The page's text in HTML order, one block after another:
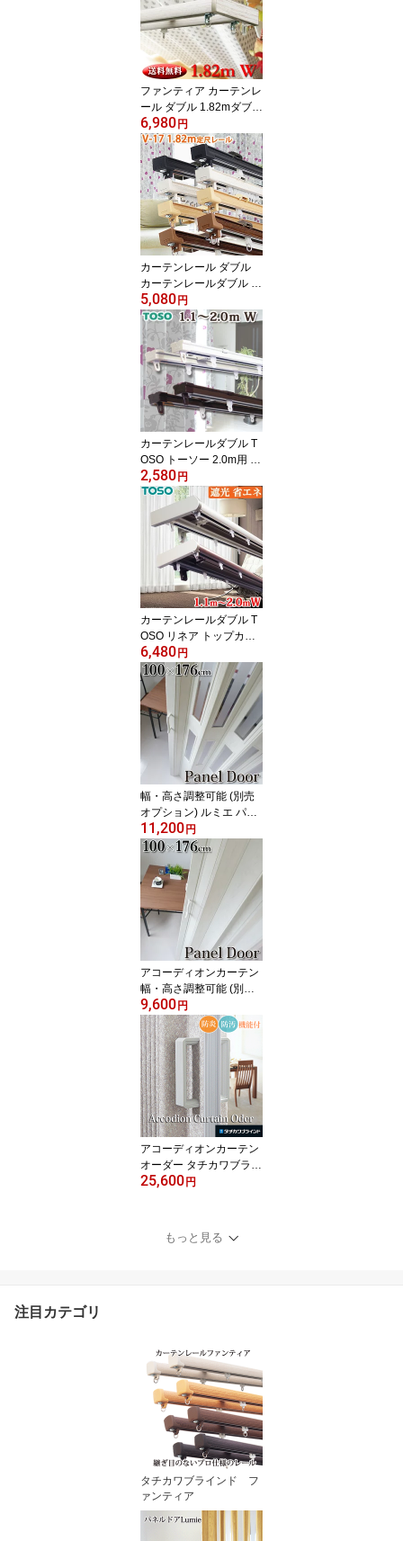
上部からの光漏れ防止 遮
光性有り 継目がない定尺
カーテンレール 基本は正
面付タイプ
ファンティア カーテンレ
ール ダブル 1.82mダブル
サイドカバー仕様 タチカ
ワブラインド 日本製 ダ
ブルレール 定尺 送料無
料 継目がない定尺カーテ
ンレール 長さカット無料
片開への仕様変更無料 正
面付・天井付・L型選択
可能
6,980円
カーテンレール ダブル
カーテンレールダブル タ
チカワブラインド 17mm
角型 V17 1.82m 定尺レ
ール 送料無料 継目がな
い定尺カーテンレール 長
さカット無料 正面付・天
井付選択可能
5,080円
カーテンレールダブル T
OSO トーソー 2.0m用 カ
ーテンレール ダブル 伸
縮カーテンレール 1.1～
2.0mの範囲で伸縮 両開
き ホワイト・ブラウン
正面付ブラケット付 リー
ズナブル 角型伸縮
2,580円
カーテンレールダブル T
OSO リネア トップカバ
ー 2.0mダブル 伸縮カー
テンレール 伸縮 カーテ
ンレール ダブル 木目調
1.2～2.0mの範囲で使用
可 トップカバー付 サイ
ドカバー付 カーテンリタ
ーン仕様可 日本製
6,480円
幅・高さ調整可能 (別売
オプション) ルミエ パネ
ルドア アコーディオンカ
ーテン 窓付 【幅100cm×
高176cm】 間仕切り ア
コーディオンドア 【代引
不可】
11,200円
アコーディオンカーテン
幅・高さ調整可能 (別売
オプション) ラビート 窓
無 パネルドア 【幅100c
m×高176cm】 間仕切り
アコーディオンドア アコ
ーディオンカーテン 【代
引不可】
9,600円
アコーディオンカーテン
オーダー タチカワブライ
ンド製 メイト【幅61～9
ョン 防炎 防汚 ホルムア
ルデヒド不使用 裏表生地
25,600円
もっと見る
注目カテゴリ
タチカワブラインド フ
ァンティア